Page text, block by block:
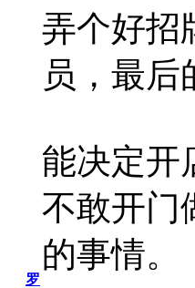
罗
弄个好招
员，最后
能决定开
不敢开门
的事情。